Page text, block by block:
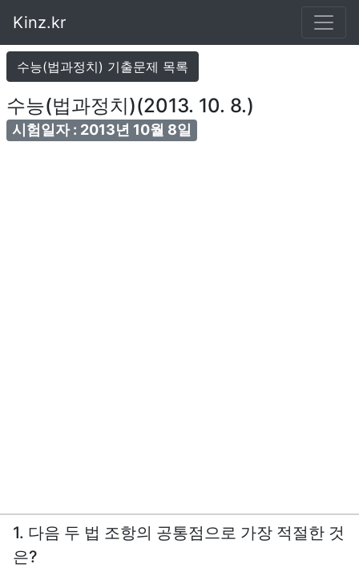
Kinz.kr
수능(법과정치) 기출문제 목록
수능(법과정치)(2013. 10. 8.)
시험일자 : 2013년 10월 8일
1. 다음 두 법 조항의 공통점으로 가장 적절한 것
은?